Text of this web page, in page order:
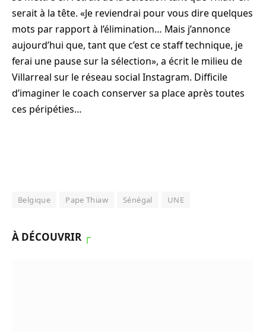
serait à la tête. «Je reviendrai pour vous dire quelques
mots par rapport à l’élimination… Mais j’annonce
aujourd’hui que, tant que c’est ce staff technique, je
ferai une pause sur la sélection», a écrit le milieu de
Villarreal sur le réseau social Instagram. Difficile
d’imaginer le coach conserver sa place après toutes
ces péripéties…
Belgique Pape Thiaw Sénégal UNE
À DÉCOUVRIR ┌